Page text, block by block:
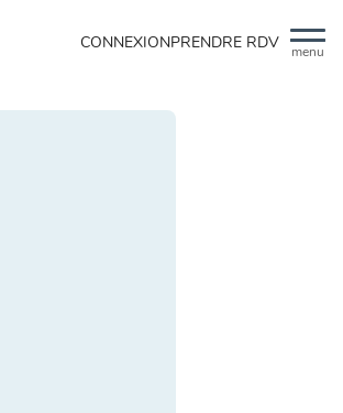
menu
CONNEXIONPRENDRE RDV